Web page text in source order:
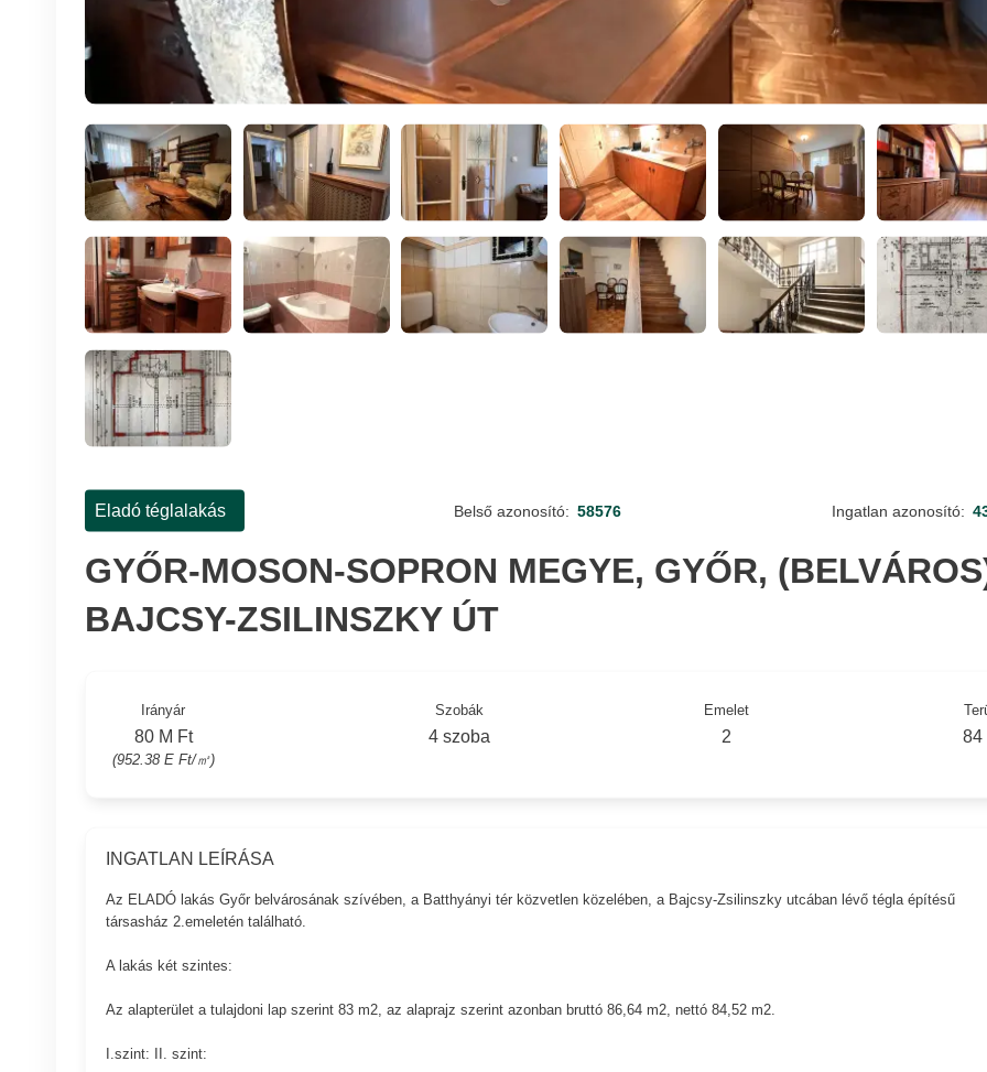
Eladó téglalakás Belső azonosító: 58576 Ingatlan azonosító:
GYŐR-MOSON-SOPRON MEGYE, GYŐR,
BAJCSY-ZSILINSZKY ÚT
Irányár
80 M Ft
(952.38 E Ft/㎡)
Szobák
4 szoba
Emelet
2 84
INGATLAN LEÍRÁSA
Az ELADÓ lakás Győr belvárosának szívében, a Batthyányi tér közvetlen közelében, a Bajcsy-Zsilinszky utcában lévő tégla építésű
társasház 2.emeletén található.
A lakás két szintes:
Az alapterület a tulajdoni lap szerint 83 m2, az alaprajz szerint azonban bruttó 86,64 m2, nettó 84,52 m2.
I.szint: II. szint: